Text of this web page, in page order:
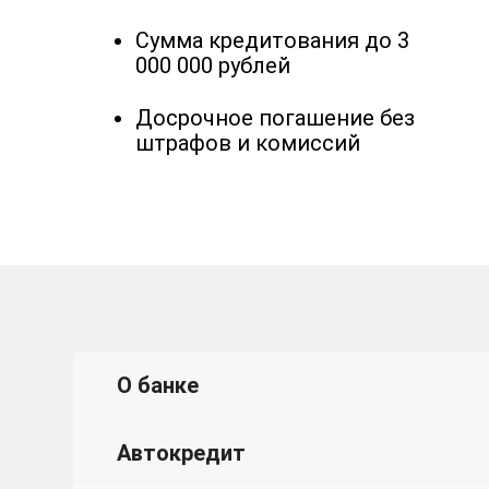
Сумма кредитования до 3
000 000 рублей
Досрочное погашение без
штрафов и комиссий
О банке
Автокредит